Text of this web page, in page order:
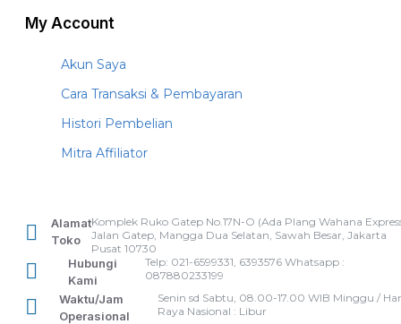
My Account
Akun Saya
Cara Transaksi & Pembayaran
Histori Pembelian
Mitra Affiliator
Alamat
Toko
Komplek Ruko Gatep No.17N-O (Ada Plang Wahana
Jalan Gatep, Mangga Dua Selatan, Sawah Besar, Jakarta
Pusat 10730
Hubungi
Kami
Telp: 021-6599331, 6393576 Whatsapp :
087880233199
Waktu/Jam
Operasional
Senin sd Sabtu, 08.00-17.00 WIB Minggu /
Raya Nasional : Libur